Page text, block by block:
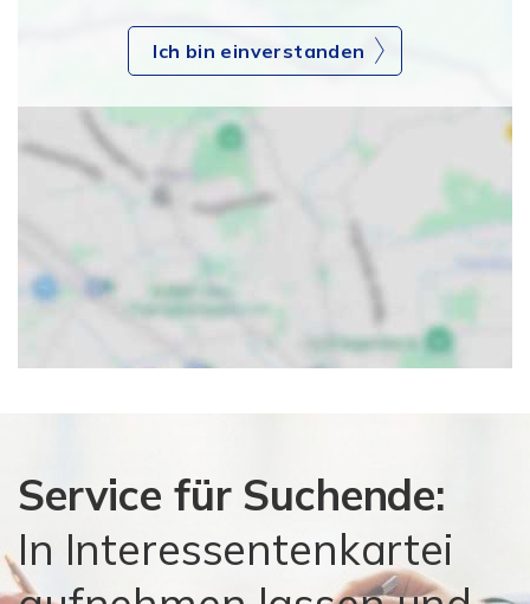
Ich bin einverstanden
Service für Suchende:
In Interessentenkartei